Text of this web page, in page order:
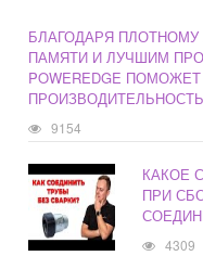
БЛАГОДАРЯ
ПАМЯТИ И ЛУЧШИМ
POWEREDGE
9154
КАКОЕ
ПРИ
4309